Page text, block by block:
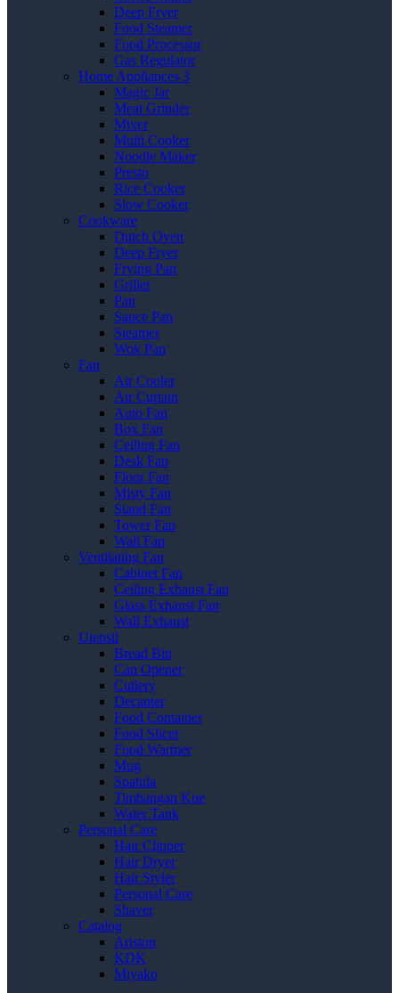
Deep Fryer
Food Steamer
Food Processor
Gas Regulator
Home Appliances 3
Magic Jar
Meat Grinder
Mixer
Multi Cooker
Noodle Maker
Presto
Rice Cooker
Slow Cooker
Cookware
Dutch Oven
Deep Fryer
Frying Pan
Griller
Pan
Sauce Pan
Steamer
Wok Pan
Fan
Air Cooler
Air Curtain
Auto Fan
Box Fan
Ceiling Fan
Desk Fan
Floor Fan
Misty Fan
Stand Fan
Tower Fan
Wall Fan
Ventilating Fan
Cabinet Fan
Ceiling Exhaust Fan
Glass Exhaust Fan
Wall Exhaust
Utensil
Bread Bin
Can Opener
Cutlery
Decanter
Food Container
Food Slicer
Food Warmer
Mug
Spatula
Timbangan Kue
Water Tank
Personal Care
Hair Clipper
Hair Dryer
Hair Styler
Personal Care
Shaver
Catalog
Ariston
KDK
Miyako